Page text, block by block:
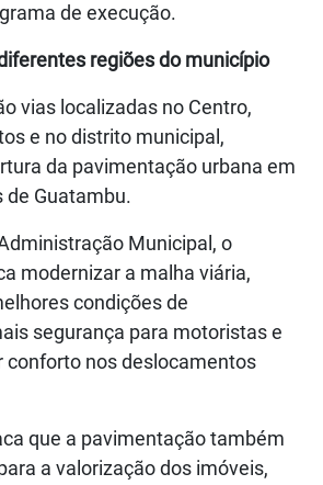
de execução.
regiões do município
vias localizadas no Centro,
e no distrito municipal,
da pavimentação urbana em
Guatambu.
Municipal, o
modernizar a malha viária,
condições de
segurança para motoristas e
conforto nos deslocamentos
que a pavimentação também
a valorização dos imóveis,